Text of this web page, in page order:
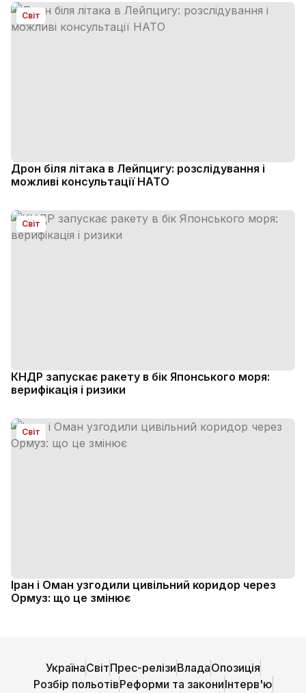
Світ
Дрон біля літака в Лейпцигу: розслідування і
можливі консультації НАТО
Світ
КНДР запускає ракету в бік Японського моря:
верифікація і ризики
Світ
Іран і Оман узгодили цивільний коридор через
Ормуз: що це змінює
УкраїнаСвітПрес-релізиВладаОпозиція
Розбір польотівРеформи та закониІнтерв'ю